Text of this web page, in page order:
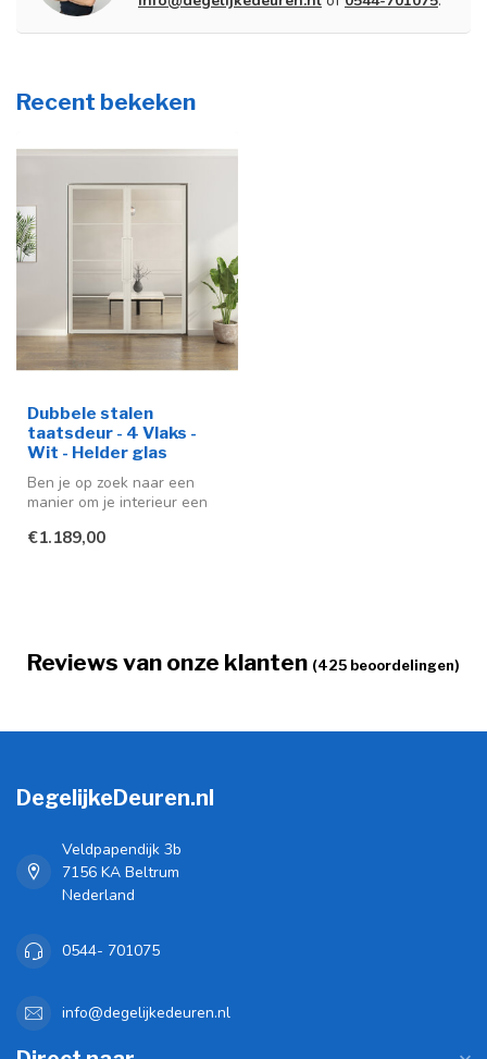
Recent bekeken
Dubbele stalen
taatsdeur - 4 Vlaks -
Wit - Helder glas
Ben je op zoek naar een
manier om je interieur een
uitstra...
€1.189,00
Reviews van onze klanten (425 beoordelingen)
DegelijkeDeuren.nl
Veldpapendijk 3b
7156 KA Beltrum
Nederland
0544- 701075
info@degelijkedeuren.nl